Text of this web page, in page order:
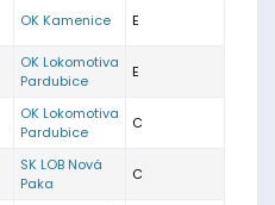
OK Kamenice E
OK Lokomotiva
Pardubice
E
OK Lokomotiva
Pardubice
C
SK LOB Nová
Paka
C